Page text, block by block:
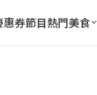
惠券節目熱門美食